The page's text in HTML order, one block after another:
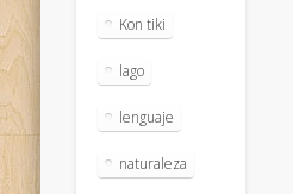
Kon tiki
lago
lenguaje
naturaleza